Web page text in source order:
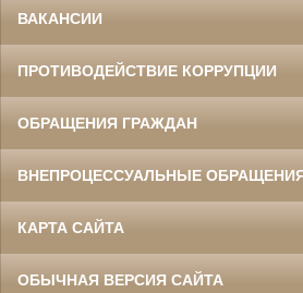
ВАКАНСИИ
ПРОТИВОДЕЙСТВИЕ КОРРУПЦИИ
ОБРАЩЕНИЯ ГРАЖДАН
ВНЕПРОЦЕССУАЛЬНЫЕ
КАРТА САЙТА
ОБЫЧНАЯ ВЕРСИЯ САЙТА